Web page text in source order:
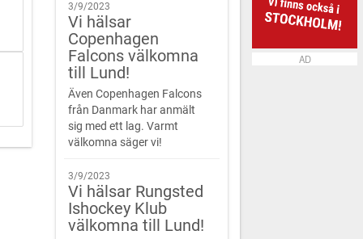
3/9/2023
Vi hälsar
Copenhagen
Falcons välkomna
till Lund!
Även Copenhagen Falcons
från Danmark har anmält
sig med ett lag. Varmt
välkomna säger vi!
3/9/2023
Vi hälsar Rungsted
Ishockey Klub
välkomna till Lund!
AD